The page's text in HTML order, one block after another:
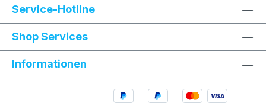
Service-Hotline
Shop Services
Informationen